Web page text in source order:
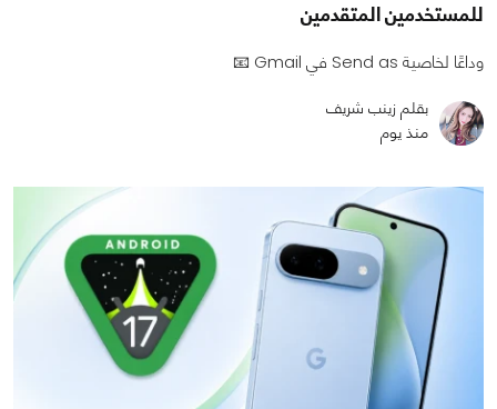
للمستخدمين المتقدمين
وداعًا لخاصية Send as في Gmail 📧
بقلم زينب شريف
منذ يوم